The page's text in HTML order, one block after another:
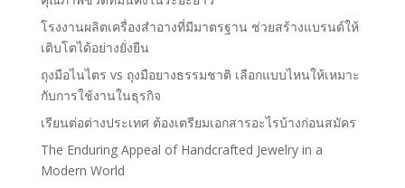
โรงงานผลิตเครื่องสำอางที่มีมาตรฐาน ช่วยสร้างแบรนด์ให้
เติบโตได้อย่างยั่งยืน
ถุงมือไนไตร vs ถุงมือยางธรรมชาติ เลือกแบบไหนให้เหมาะ
กับการใช้งานในธุรกิจ
เรียนต่อต่างประเทศ ต้องเตรียมเอกสารอะไรบ้างก่อนสมัคร
The Enduring Appeal of Handcrafted Jewelry in a
Modern World